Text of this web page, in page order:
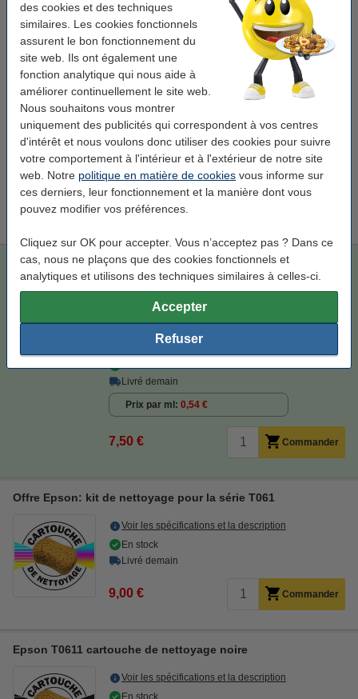
des cookies et des techniques
similaires. Les cookies fonctionnels
assurent le bon fonctionnement du
site web. Ils ont également une
fonction analytique qui nous aide à
améliorer continuellement le site web.
Nous souhaitons vous montrer
uniquement des publicités qui correspondent à vos centres
d'intérêt et nous voulons donc utiliser des cookies pour suivre
votre comportement à l'intérieur et à l'extérieur de notre site
web. Notre politique en matière de cookies vous informe sur
ces derniers, leur fonctionnement et la manière dont vous
pouvez modifier vos préférences.
Cliquez sur OK pour accepter. Vous n’acceptez pas ? Dans ce
cas, nous ne plaçons que des cookies fonctionnels et
analytiques et utilisons des techniques similaires à celles-ci.
Accepter
Refuser
Voir les spécifications et la description
En stock
Livré demain
Économisez76,8%sur votre encre (sans perte de qualité) !
Économisez sur vos coûts d'impression. Et avec6 ml de contenu en
plus.
Epson T0614 cartouche d'encre jaune (marque 123encre)
7,50 €
Epson T0614 cartouche d'encre jaune (marque 123encre)
Économisez
En stock
Livré demain
Prix par ml 0,54 €
7,50 € Commander
Offre Epson: kit de nettoyage pour la série T061
Voir les spécifications et la description
En stock
Livré demain
9,00 € Commander
Epson T0611 cartouche de nettoyage noire
Voir les spécifications et la description
En stock